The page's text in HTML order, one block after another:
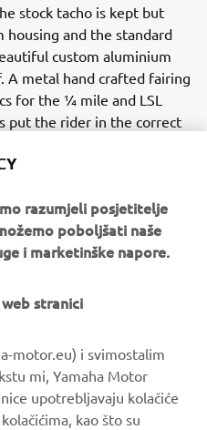
stock tacho is kept but
housing and the standard
custom aluminium
A metal hand crafted fairing
for the ¼ mile and LSL
put the rider in the correct
clutch master cylinders
handlebar grips, an
ensure the custom
of the VMAX. To mark the
used to finish the bike.
black and yellow colour
not just 30 years of the
razumjeli posjetitelje
poboljšati naše
i marketinške napore.
stranici
motor.eu) i svimostalim
mi, Yamaha Motor
upotrebljavaju kolačiće
kao što su